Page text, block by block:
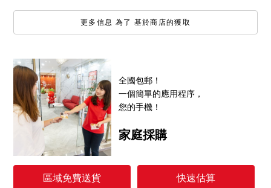
更多信息 為了 基於商店的獲取
全國包郵！
一個簡單的應用程序，
您的手機！
家庭採購
區域免費送貨 快速估算